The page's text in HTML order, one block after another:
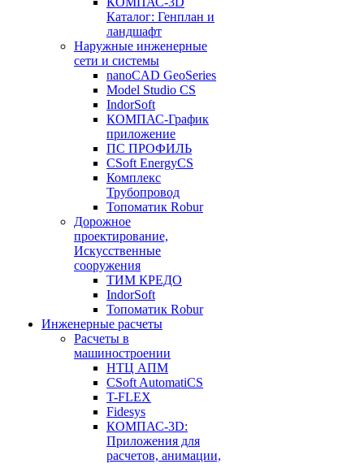
Каталог: Генплан и
ландшафт
Наружные инженерные
сети и системы
nanoCAD GeoSeries
Model Studio CS
IndorSoft
КОМПАС-График
приложение
ПС ПРОФИЛЬ
CSoft EnergyCS
Комплекс
Трубопровод
Топоматик Robur
Дорожное
проектирование,
Искусственные
сооружения
ТИМ КРЕДО
IndorSoft
Топоматик Robur
Инженерные расчеты
Расчеты в
машиностроении
НТЦ АПМ
CSoft AutomatiCS
T-FLEX
Fidesys
КОМПАС-3D:
Приложения для
расчетов, анимации,